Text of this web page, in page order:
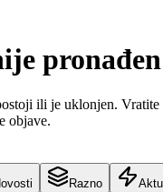
pronađen
ili je uklonjen. Vratite
objave.
Razno